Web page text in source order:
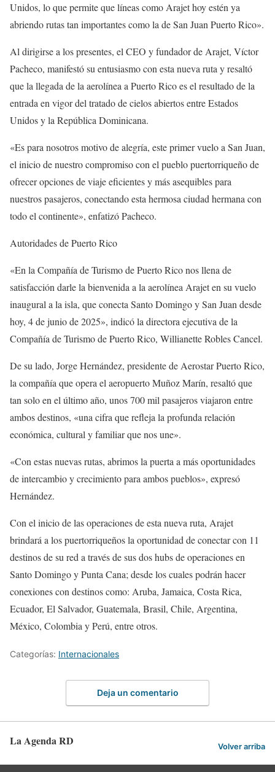
Unidos, lo que permite que líneas como Arajet hoy estén ya
abriendo rutas tan importantes como la de San Juan Puerto Rico».
Al dirigirse a los presentes, el CEO y fundador de Arajet, Víctor
Pacheco, manifestó su entusiasmo con esta nueva ruta y resaltó
que la llegada de la aerolínea a Puerto Rico es el resultado de la
entrada en vigor del tratado de cielos abiertos entre Estados
Unidos y la República Dominicana.
«Es para nosotros motivo de alegría, este primer vuelo a San Juan,
el inicio de nuestro compromiso con el pueblo puertorriqueño de
ofrecer opciones de viaje eficientes y más asequibles para
nuestros pasajeros, conectando esta hermosa ciudad hermana con
todo el continente», enfatizó Pacheco.
Autoridades de Puerto Rico
«En la Compañía de Turismo de Puerto Rico nos llena de
satisfacción darle la bienvenida a la aerolínea Arajet en su vuelo
inaugural a la isla, que conecta Santo Domingo y San Juan desde
hoy, 4 de junio de 2025», indicó la directora ejecutiva de la
Compañía de Turismo de Puerto Rico, Willianette Robles Cancel.
De su lado, Jorge Hernández, presidente de Aerostar Puerto Rico,
la compañía que opera el aeropuerto Muñoz Marín, resaltó que
tan solo en el último año, unos 700 mil pasajeros viajaron entre
ambos destinos, «una cifra que refleja la profunda relación
económica, cultural y familiar que nos une».
«Con estas nuevas rutas, abrimos la puerta a más oportunidades
de intercambio y crecimiento para ambos pueblos», expresó
Hernández.
Con el inicio de las operaciones de esta nueva ruta, Arajet
brindará a los puertorriqueños la oportunidad de conectar con 11
destinos de su red a través de sus dos hubs de operaciones en
Santo Domingo y Punta Cana; desde los cuales podrán hacer
conexiones con destinos como: Aruba, Jamaica, Costa Rica,
Ecuador, El Salvador, Guatemala, Brasil, Chile, Argentina,
México, Colombia y Perú, entre otros.
Categorías: Internacionales
Deja un comentario
La Agenda RD Volver arriba